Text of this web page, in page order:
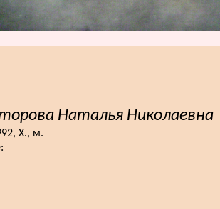
Наталья Николаевна
Х., м.